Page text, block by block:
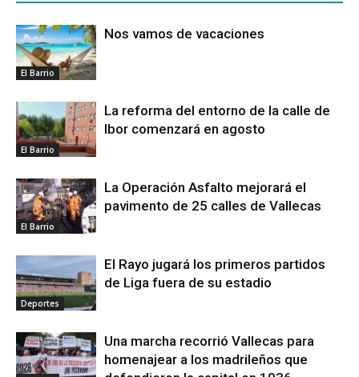
El Barrio
Nos vamos de vacaciones
El Barrio
La reforma del entorno de la calle de
Ibor comenzará en agosto
El Barrio
La Operación Asfalto mejorará el
pavimento de 25 calles de Vallecas
Deportes
El Rayo jugará los primeros partidos
de Liga fuera de su estadio
Una marcha recorrió Vallecas para
homenajear a los madrileños que